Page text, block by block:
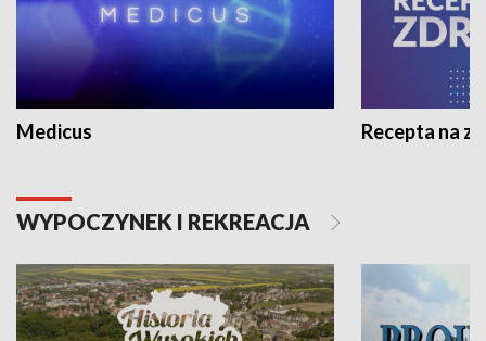
Medicus Recepta na
WYPOCZYNEK I REKREACJA